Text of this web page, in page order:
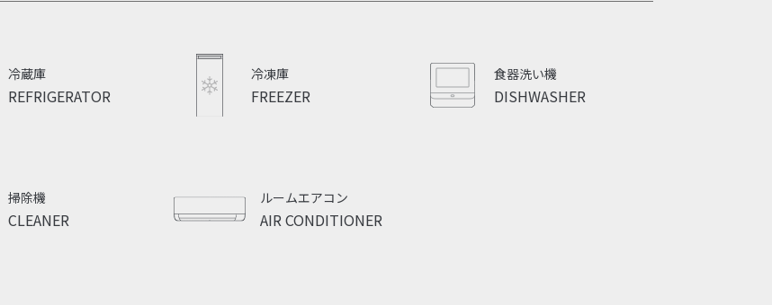
REFRIGERATOR
冷蔵庫
FREEZER
冷凍庫
DISHWASHER
食器洗い機
CLEANER
掃除機
AIR CONDITIONER
ルームエアコン